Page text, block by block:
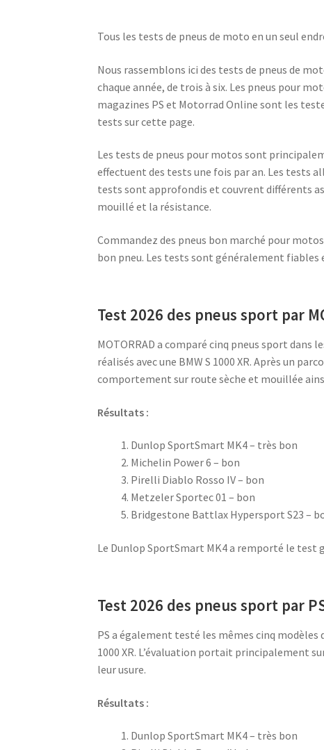
Tous les tests de pneus de moto en un seul
Nous rassemblons ici des tests de pneus de
chaque année, de trois à six. Les pneus pour
magazines PS et Motorrad Online sont les
tests sur cette page.
Les tests de pneus pour motos sont
effectuent des tests une fois par an. Les tests
tests sont approfondis et couvrent différents
mouillé et la résistance.
Commandez des pneus bon marché pour
bon pneu. Les tests sont généralement fiables
Test 2026 des pneus sport par
MOTORRAD a comparé cinq pneus sport dans
réalisés avec une BMW S 1000 XR. Après un
comportement sur route sèche et mouillée ainsi
Résultats :
Dunlop SportSmart MK4 – très bon
Michelin Power 6 – bon
Pirelli Diablo Rosso IV – bon
Metzeler Sportec 01 – bon
Bridgestone Battlax Hypersport S23 –
Le Dunlop SportSmart MK4 a remporté le test
Test 2026 des pneus sport par
PS a également testé les mêmes cinq modèles
1000 XR. L’évaluation portait principalement
leur usure.
Résultats :
Dunlop SportSmart MK4 – très bon